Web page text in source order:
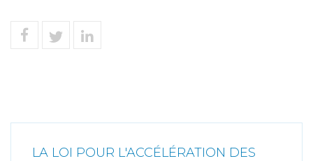
LA LOI POUR L'ACCÉLÉRATION DES